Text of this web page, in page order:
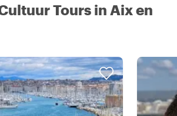
Tours in Aix en